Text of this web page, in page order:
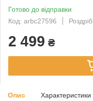
Готово до відправки
Код: arbc27596
Роздріб
2 499 ₴
Опис Характеристики